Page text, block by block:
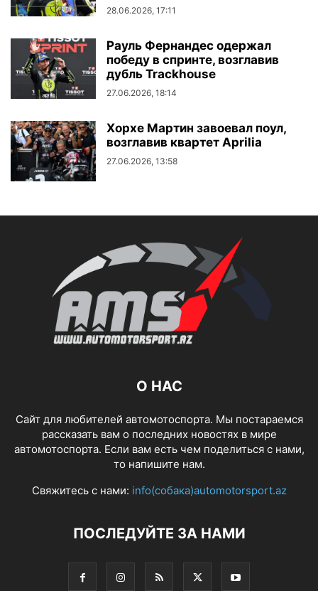
28.06.2026, 17:11
Рауль Фернандес одержал
победу в спринте, возглавив
дубль Trackhouse
27.06.2026, 18:14
Хорхе Мартин завоевал поул,
возглавив квартет Aprilia
27.06.2026, 13:58
О НАС
Сайт для любителей автомотоспорта. Мы постараемся
рассказать вам о последних новостях в мире
автомотоспорта. Если вам есть чем поделиться с нами,
то напишите нам.
Свяжитесь с нами: info(собака)automotorsport.az
ПОСЛЕДУЙТЕ ЗА НАМИ